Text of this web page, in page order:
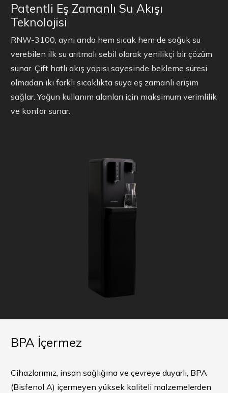
Patentli Eş Zamanlı Su Akışı
Teknolojisi
RNW-3100, aynı anda hem sıcak hem de soğuk su
verebilen ilk su arıtmalı sebil olarak yenilikçi bir çözüm
sunar. Çift hatlı akış yapısı sayesinde bekleme süresi
olmadan iki farklı sıcaklıkta suya eş zamanlı erişim
sağlar. Yoğun kullanım alanları için maksimum verimlilik
ve konfor sunar.
BPA İçermez
Cihazlarımız, insan sağlığına ve çevreye duyarlı, BPA
(Bisfenol A) içermeyen yüksek kaliteli malzemelerden